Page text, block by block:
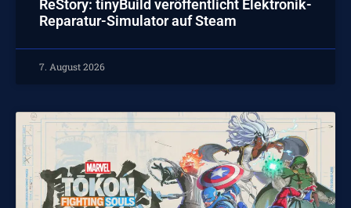
ReStory: tinyBuild veröffentlicht Elektronik-
Reparatur-Simulator auf Steam
7. August 2026